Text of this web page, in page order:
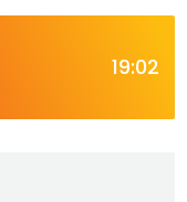
19:02